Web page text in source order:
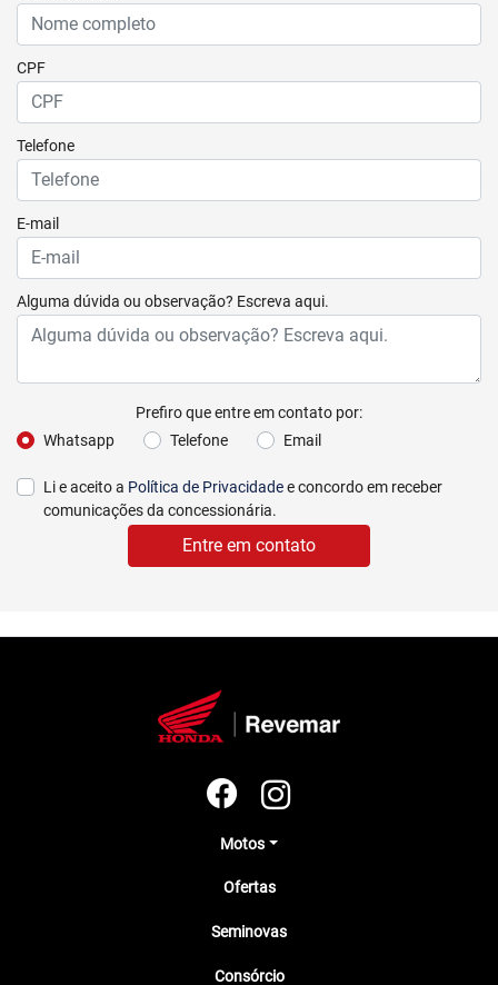
CPF
Telefone
E-mail
Alguma dúvida ou observação? Escreva aqui.
Prefiro que entre em contato por:
Whatsapp
Telefone Email
Li e aceito a Política de Privacidadee concordo em receber
comunicações da concessionária.
Entre em contato
Motos
Ofertas
Seminovas
Consórcio